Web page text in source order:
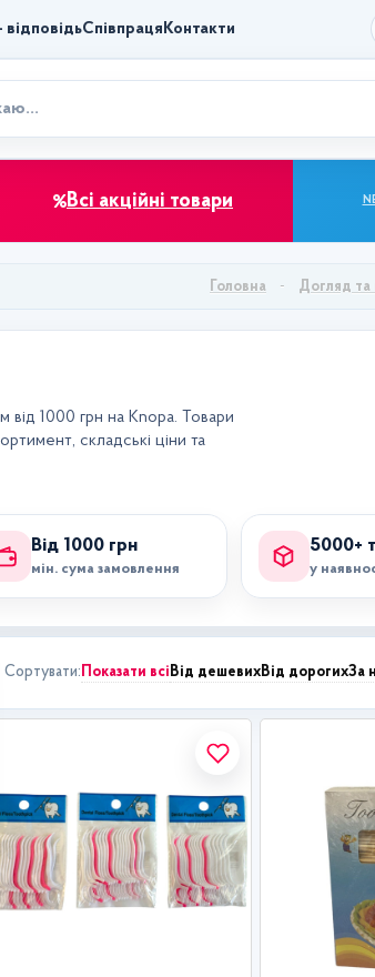
відповідьСпівпраця Контакти
Всі акційні товари
Головна Догляд та
від 1000 грн на Knopa. Товари
складські ціни та
Від 1000 грн
мін. сума замовлення
5000+
у
Сортувати: Показати всі Від дешевихВід дорогихЗа